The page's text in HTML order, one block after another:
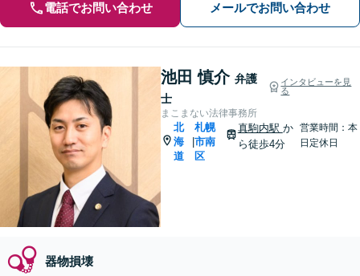
電話でお問い合わせ メールでお問い合わせ
池田 慎介 弁護
士
インタビューを見
る
まこまない法律事務所
北
海
道
札幌
市南
区
真駒内駅 か
ら徒歩4分
営業時間：本
日定休日
器物損壊